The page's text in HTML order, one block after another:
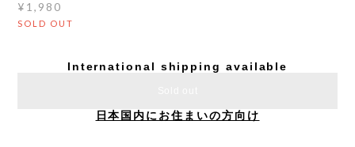
¥1,980
SOLD OUT
International shipping available
日本国内にお住まいの方向け